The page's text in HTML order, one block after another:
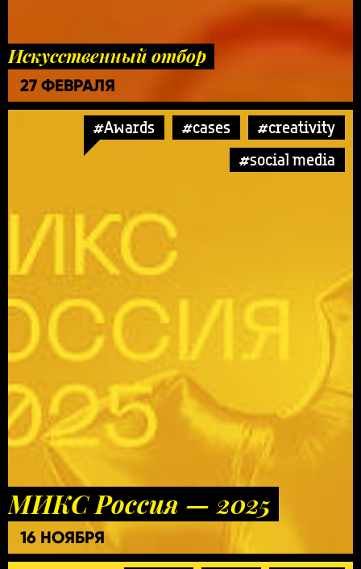
Искусственный отбор
27 ФЕВРАЛЯ
#Awards #cases
#creativity
#social media
МИКС Россия — 2025
16 НОЯБРЯ